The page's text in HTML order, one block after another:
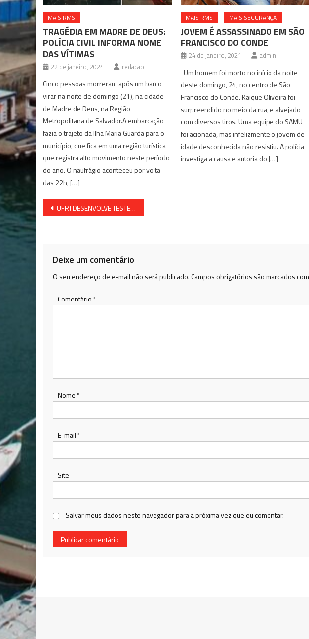
MAIS RMS
TRAGÉDIA EM MADRE DE DEUS:
POLÍCIA CIVIL INFORMA NOME
DAS VÍTIMAS
22 de janeiro, 2024 redacao
Cinco pessoas morreram após um barco
virar na noite de domingo (21), na cidade
de Madre de Deus, na Região
Metropolitana de Salvador.A embarcação
fazia o trajeto da Ilha Maria Guarda para o
município, que fica em uma região turística
que registra alto movimento neste período
do ano. O naufrágio aconteceu por volta
das 22h, […]
MAIS RMS MAIS SEGURANÇA
JOVEM É ASSASSINADO EM SÃO
FRANCISCO DO CONDE
24 de janeiro, 2021 admin
Um homem foi morto no início da noite
deste domingo, 24, no centro de São
Francisco do Conde. Kaique Oliveira foi
surpreendido no meio da rua, e alvejado
com diversos tiros. Uma equipe do SAMU
foi acionada, mas infelizmente o jovem de
idade desconhecida não resistiu. A polícia
investiga a causa e autoria do […]
Navegação
UFRJ DESENVOLVE TESTE SOROLÓGICO 20 VEZES MAIS BARATO
Deixe um comentário
O seu endereço de e-mail não será publicado.Campos obrigatórios são marcados com
Comentário *
Nome *
E-mail *
Site
Salvar meus dados neste navegador para a próxima vez que eu comentar.